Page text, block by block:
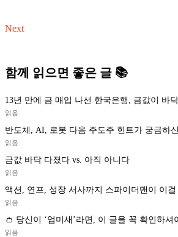
Next
함께 읽으면 좋은 글 📚
13년 만에 금 매입 나선 한국은행, 금값이 바
읽음
반도체, AI, 로봇 다음 주도주 힌트가 궁금하
읽음
금값 바닥 다졌다 vs. 아직 아니다
읽음
액션, 연프, 성장 서사까지 스파이더맨이 이걸
읽음
👛 당신이 ‘엄미새’라면, 이 글을 꼭 확인하셔
읽음